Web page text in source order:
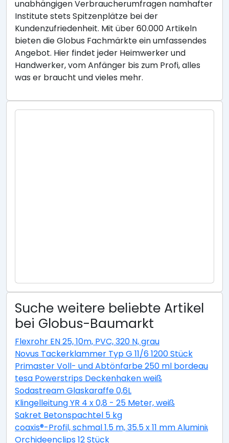
unabhängigen Verbraucherumfragen namhafter
Institute stets Spitzenplätze bei der
Kundenzufriedenheit. Mit über 60.000 Artikeln
bieten die Globus Fachmärkte ein umfassendes
Angebot. Hier findet jeder Heimwerker und
Handwerker, vom Anfänger bis zum Profi, alles
was er braucht und vieles mehr.
Suche weitere beliebte Artikel
bei Globus-Baumarkt
Flexrohr EN 25, 10m, PVC, 320 N, grau
Novus Tackerklammer Typ G 11/6 1200 Stück
Primaster Voll- und Abtönfarbe 250 ml bordeaux
tesa Powerstrips Deckenhaken weiß
Sodastream Glaskaraffe 0,6L
Klingelleitung YR 4 x 0,8 - 25 Meter, weiß
Sakret Betonspachtel 5 kg
coaxis®-Profil, schmal 1.5 m, 35.5 x 11 mm Aluminium
Orchideenclips 12 Stück